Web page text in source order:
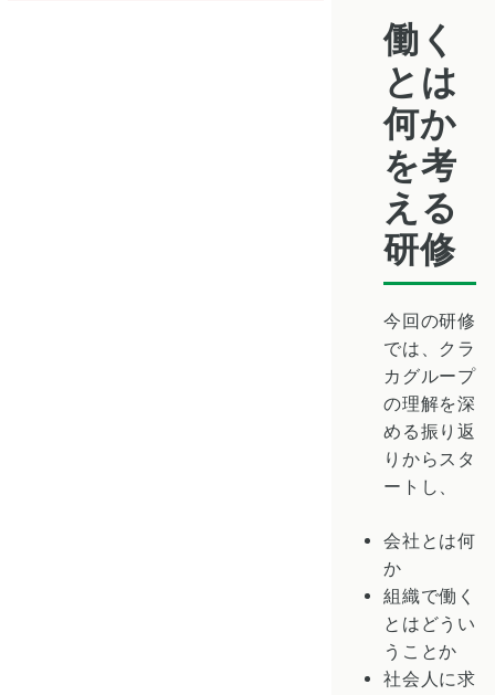
働く
とは
何か
を考
える
研修
今回の研修
では、クラ
カグループ
の理解を深
める振り返
りからスタ
ートし、
会社とは何
か
組織で働く
とはどうい
うことか
社会人に求